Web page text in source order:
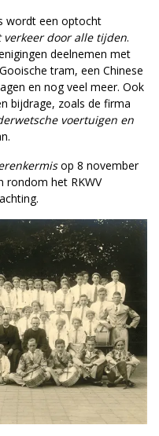
wordt een optocht
verkeer door alle tijden.
deelnemen met
tram, een Chinese
en nog veel meer. Ook
bijdrage, zoals de firma
voertuigen en
op 8 november
rondom het RKWV